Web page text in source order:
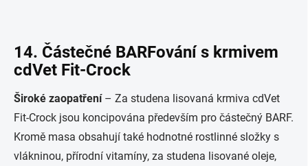
14. Částečné BARFování s krmivem
cdVet Fit-Crock
Široké zaopatření – Za studena lisovaná krmiva cdVet
Fit-Crock jsou koncipována především pro částečný BARF.
Kromě masa obsahují také hodnotné rostlinné složky s
vlákninou, přírodní vitamíny, za studena lisované oleje,